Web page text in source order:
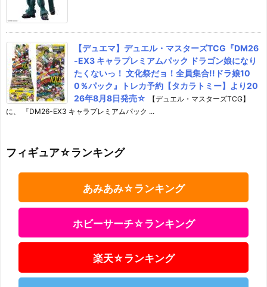
【デュエマ】デュエル・マスターズTCG『DM26
-EX3 キャラプレミアムパック ドラゴン娘になり
たくないっ！ 文化祭だョ！全員集合!!ドラ娘10
0％パック』トレカ予約【タカラトミー】より20
26年8月8日発売☆
【デュエル・マスターズTCG】
に、 『DM26-EX3 キャラプレミアムパック ...
フィギュア☆ランキング
あみあみ☆ランキング
ホビーサーチ☆ランキング
楽天☆ランキング